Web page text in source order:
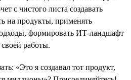
с чистого листа создавать
на продукты, применять
формировать ИТ-ландшафт
работы.
«Это я создавал тот продукт,